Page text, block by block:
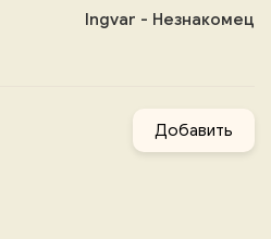
Ingvar - Незнакомец
Добавить